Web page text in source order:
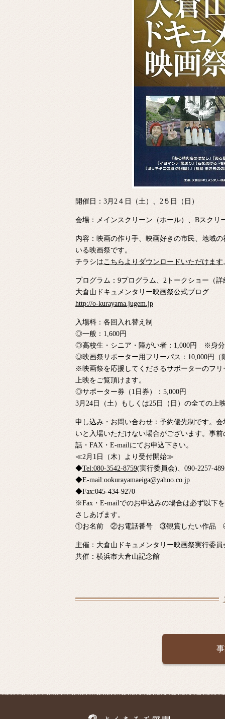
開催日：3月2４日（土）、2５日（日）
会場：メインスクリーン（ホール）、Bスクリ
内容：映画の作り手、映画好きの市民、地域
いる映画祭です。
チラシはこちらよりダウンロードいただけます
プログラム：9プログラム、2トークショー（
大倉山ドキュメンタリー映画祭公式ブログ
http://o-kurayama.jugem.jp
入場料：各回入れ替え制
◎一般：1,600円
◎高校生・シニア・障がい者：1,000円 ※身分
◎映画祭サポーター用フリーパス：10,000円（
※映画祭を応援してくださるサポーターのフ
上映をご覧頂けます。
◎サポーター券（1日券）：5,000円
3月24日（土）もしくは25日（日）の全ての上
申し込み・お問い合わせ：予約優先制です。
いと入場いただけない場合がございます。事
話・FAX・E-mailにてお申込下さい。
≪2月1日（木）より受付開始≫
◆Tel:080-3542-8759(実行委員会)、090-2257-
◆E-mail:ookurayamaeiga@yahoo.co.jp
◆Fax:045-434-9270
※Fax・E-mailでのお申込みの場合は必ず以下
さしあげます。
①お名前 ②お電話番号 ③観賞したい作品
主催：大倉山ドキュメンタリー映画祭実行委員
共催：横浜市大倉山記念館